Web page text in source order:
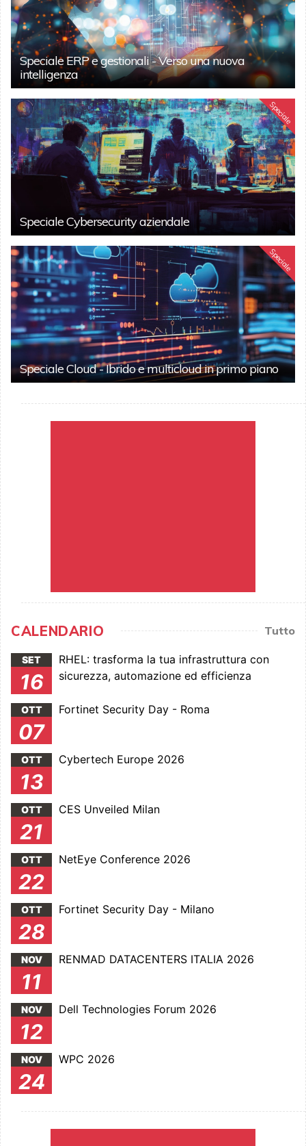
Speciale ERP e gestionali - Verso una nuova
intelligenza
Speciale
Speciale Cybersecurity aziendale
Speciale
Speciale Cloud - Ibrido e multicloud in primo piano
CALENDARIO Tutto
SET
16
RHEL: trasforma la tua infrastruttura con
sicurezza, automazione ed efficienza
OTT
07
Fortinet Security Day - Roma
OTT
13
Cybertech Europe 2026
OTT
21
CES Unveiled Milan
OTT
22
NetEye Conference 2026
OTT
28
Fortinet Security Day - Milano
NOV
11
RENMAD DATACENTERS ITALIA 2026
NOV
12
Dell Technologies Forum 2026
NOV
24
WPC 2026